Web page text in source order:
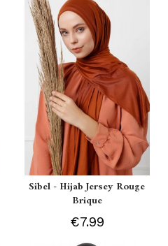
Sibel - Hijab Jersey Rouge
Brique
€7.99